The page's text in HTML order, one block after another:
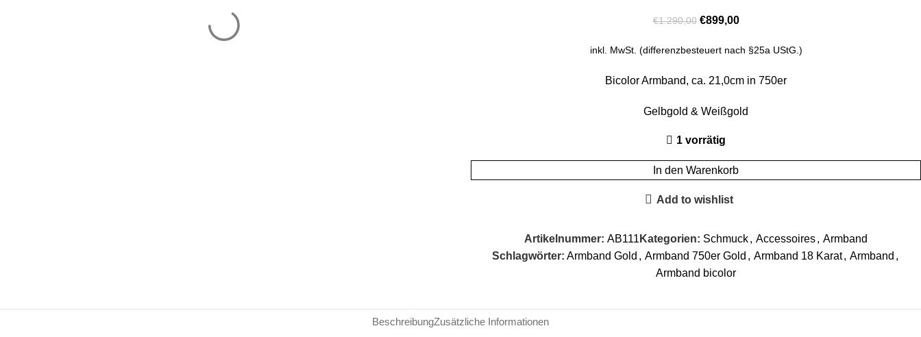
€1.290,00 €899,00
inkl. MwSt. (differenzbesteuert nach §25a UStG.)
Bicolor Armband, ca. 21,0cm in 750er
Gelbgold & Weißgold
1 vorrätig
In den Warenkorb
Add to wishlist
Artikelnummer: AB111 Kategorien: Schmuck, Accessoires, Armband
Schlagwörter: Armband Gold , Armband 750er Gold , Armband 18 Karat, Armband ,
Armband bicolor
BeschreibungZusätzliche Informationen